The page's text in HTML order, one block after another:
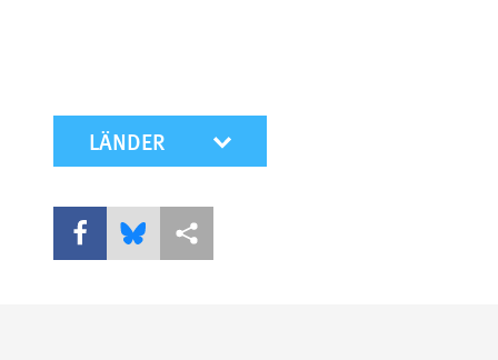
mobile-wr-select
Share this via Facebook
Share this via Bluesky
More sharing options